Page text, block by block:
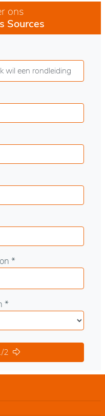
ons
Sources
wil een rondleiding
*
*
2